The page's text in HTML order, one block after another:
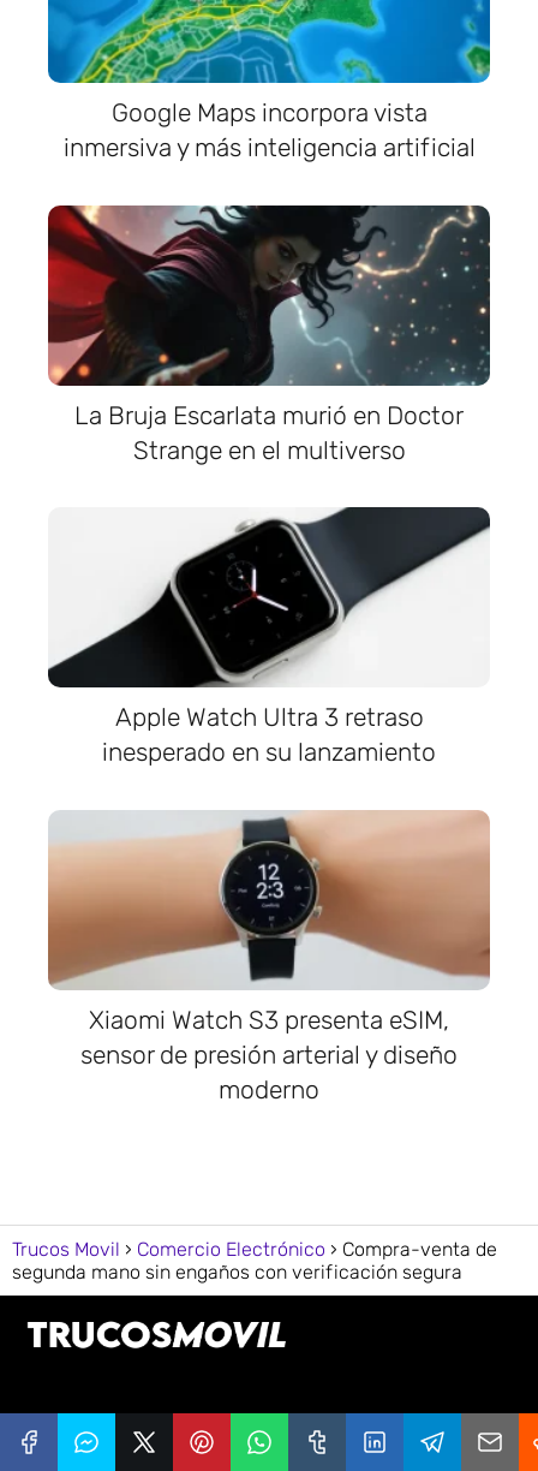
Google Maps incorpora vista
inmersiva y más inteligencia artificial
La Bruja Escarlata murió en Doctor
Strange en el multiverso
Apple Watch Ultra 3 retraso
inesperado en su lanzamiento
Xiaomi Watch S3 presenta eSIM,
sensor de presión arterial y diseño
moderno
Trucos Movil Comercio Electrónico
Compra-venta de
segunda mano sin engaños con verificación segura
reservados. Innovando y simplificando tu